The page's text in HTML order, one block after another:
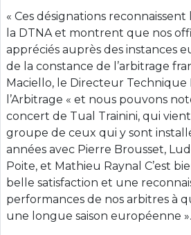
« Ces désignations
la DTNA et montrent que nos
appréciés auprès des instances
de la constance de l’arbitrage
Maciello, le Directeur Technique
l’Arbitrage « et nous pouvons
concert de Tual Trainini, qui
groupe de ceux qui y sont
années avec Pierre Brousset,
Poite, et Mathieu Raynal C’est
belle satisfaction et une
performances de nos arbitres à
une longue saison européenne ».